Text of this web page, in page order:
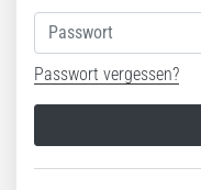
Passwort
Passwort vergessen?